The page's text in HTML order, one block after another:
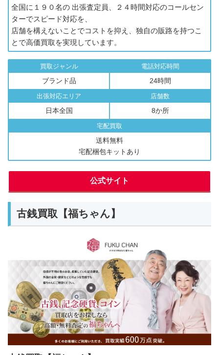
全国に１９０名の 出張査定員、２４時間対応のコールセン
ターでスピード対応を、
店舗を構えないことでコストを抑え、独自の販路を持つこ
とで高価買取を実現しています。
買取ジャンル
ブランド品
電話対応時間
24時間
出張対応エリア
日本全国
店舗数
8か所
宅配買取
送料無料
宅配梱包キットあり
公式サイト
古銭買取【福ちゃん】